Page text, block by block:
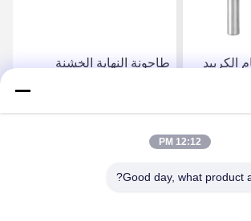
الكربيد
CNC
أفضل سعر
طاحونة النهاية الخشنة
12:12 PM
Good day, what product